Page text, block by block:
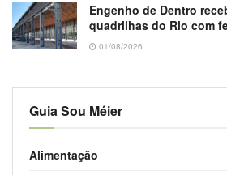
Engenho de Dentro
quadrilhas do Rio com
01/08/2026
Guia Sou Méier
Alimentação